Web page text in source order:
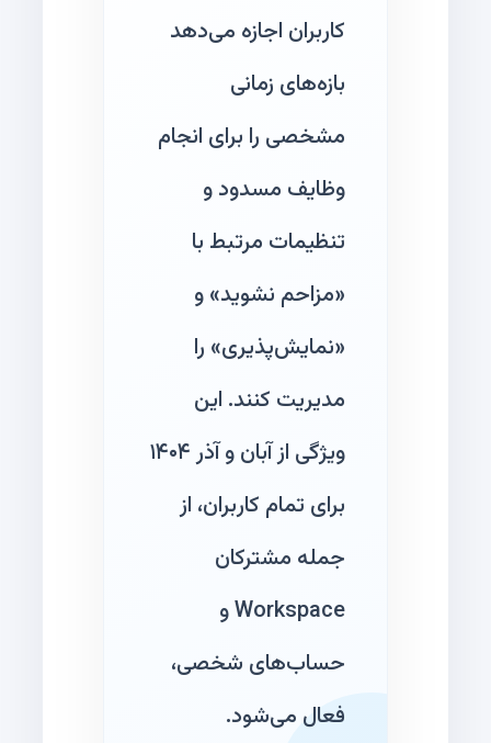
کاربران اجازه می‌دهد
بازه‌های زمانی
مشخصی را برای انجام
وظایف مسدود و
تنظیمات مرتبط با
«مزاحم نشوید» و
«نمایش‌پذیری» را
مدیریت کنند. این
ویژگی از آبان و آذر ۱۴۰۴
برای تمام کاربران، از
جمله مشترکان
Workspace و
حساب‌های شخصی،
فعال می‌شود.